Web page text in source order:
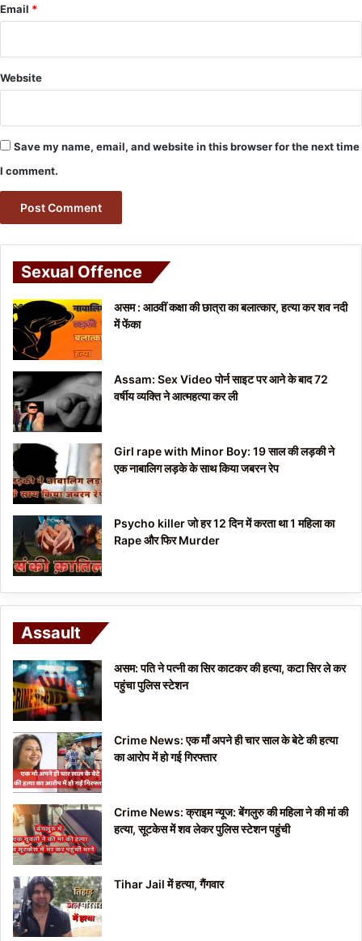
Email *
Website
Save my name, email, and website in this browser for the next time
I comment.
Sexual Offence
असम : आठवीं कक्षा की छात्रा का बलात्कार, हत्या कर शव नदी
में फेंका
Assam: Sex Video पोर्न साइट पर आने के बाद 72
वर्षीय व्यक्ति ने आत्महत्या कर ली
Girl rape with Minor Boy: 19 साल की लड़की ने
एक नाबालिग लड़के के साथ किया जबरन रेप
Psycho killer जो हर 12 दिन में करता था 1 महिला का
Rape और फिर Murder
Assault
असम: पति ने पत्नी का सिर काटकर की हत्या, कटा सिर ले कर
पहुंचा पुलिस स्टेशन
Crime News: एक माँ अपने ही चार साल के बेटे की हत्या
का आरोप में हो गई गिरफ्तार
Crime News: क्राइम न्यूज: बेंगलुरु की महिला ने की मां की
हत्या, सूटकेस में शव लेकर पुलिस स्टेशन पहुंची
Tihar Jail में हत्या, गैंगवार